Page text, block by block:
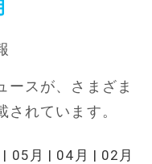
ースが、さまざま
れています。
| 05月 | 04月 | 02月